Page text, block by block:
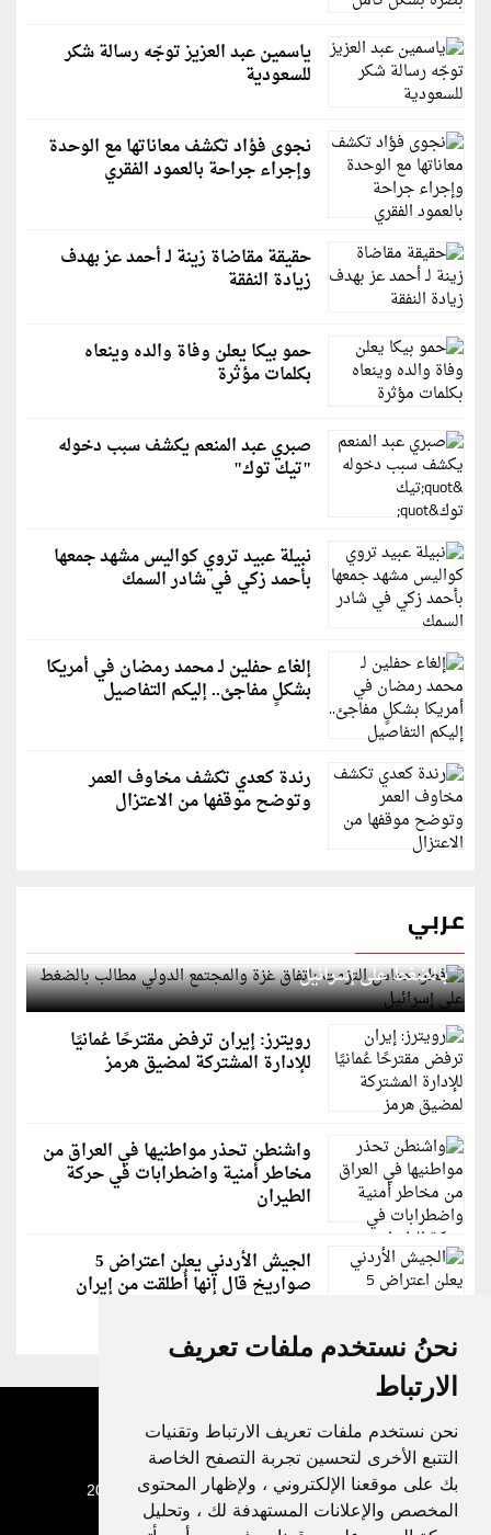
نحنُ نستخدم ملفات تعريف
الارتباط
نحن نستخدم ملفات تعريف الارتباط وتقنيات
التتبع الأخرى لتحسين تجربة التصفح الخاصة
بك على موقعنا الإلكتروني ، ولإظهار المحتوى
المخصص والإعلانات المستهدفة لك ، وتحليل
ياسمين عبد العزيز توجّه رسالة شكر
للسعودية
نجوى فؤاد تكشف معاناتها مع الوحدة
وإجراء جراحة بالعمود الفقري
حقيقة مقاضاة زينة لـ أحمد عز بهدف
زيادة النفقة
حمو بيكا يعلن وفاة والده وينعاه
بكلمات مؤثرة
صبري عبد المنعم يكشف سبب دخوله
"تيك توك"
نبيلة عبيد تروي كواليس مشهد جمعها
بأحمد زكي في شادر السمك
إلغاء حفلين لـ محمد رمضان في أمريكا
بشكلٍ مفاجئ.. إليكم التفاصيل
رندة كعدي تكشف مخاوف العمر
وتوضح موقفها من الاعتزال
عربي
قطر: حماس التزمت باتفاق غزة والمجتمع الدولي مطالب
بالضغط على إسرائيل
رويترز: إيران ترفض مقترحًا عُمانيًا
للإدارة المشتركة لمضيق هرمز
واشنطن تحذر مواطنيها في العراق من
مخاطر أمنية واضطرابات في حركة
الطيران
الجيش الأردني يعلن اعتراض 5
صواريخ قال إنها أُطلقت من إيران
جميع الحقوق محفوظة لدنيا الوطن © 2003 - 2022